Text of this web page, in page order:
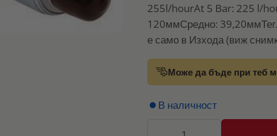
255l/hourAt 5 Bar: 225 l/
120ммСредно:
е само в Изхода (виж
Може да бъде при теб
В наличност